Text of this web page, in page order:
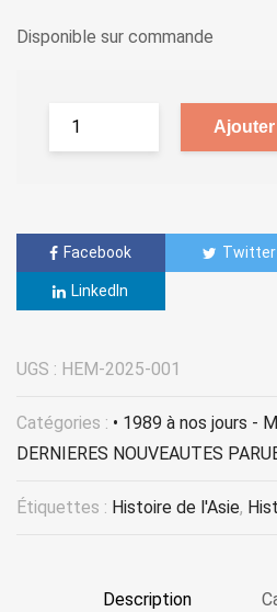
Disponible sur commande
Facebook Twitter
LinkedIn
UGS : HEM-2025-001
Catégories : • 1989 à nos jours -
DERNIERES NOUVEAUTES
Étiquettes : Histoire de l'Asie,
Description